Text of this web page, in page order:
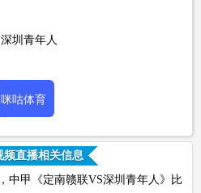
圳青年人
咪咕体育
频直播相关信息
中甲《定南赣联VS深圳青年人》比